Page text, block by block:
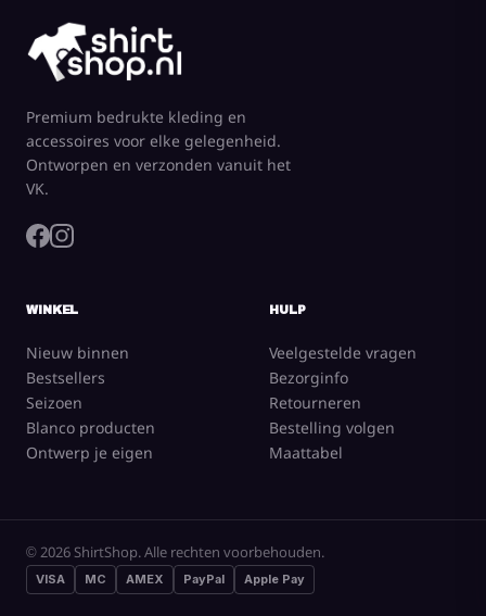
Premium bedrukte kleding en
accessoires voor elke gelegenheid.
Ontworpen en verzonden vanuit het
VK.
WINKEL
Nieuw binnen
Bestsellers
Seizoen
Blanco producten
Ontwerp je eigen
HULP
Veelgestelde vragen
Bezorginfo
Retourneren
Bestelling volgen
Maattabel
© 2026 ShirtShop. Alle rechten voorbehouden.
VISA MC AMEX PayPal Apple Pay